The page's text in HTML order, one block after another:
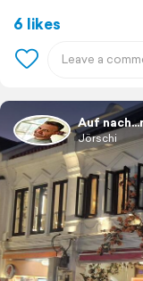
6 likes
Auf
Jörschi